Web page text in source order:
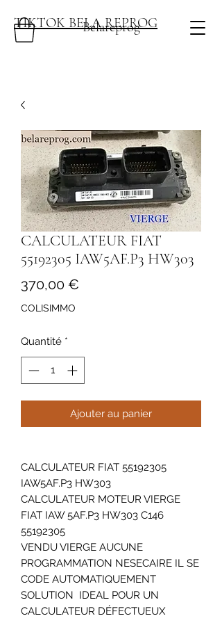
Belareprog
TIKTOK BELA REPROG
CALCULATEUR FIAT
55192305 IAW5AF.P3 HW303
370,00 €
COLISIMMO
Quantité *
Ajouter au panier
CALCULATEUR FIAT 55192305
IAW5AF.P3 HW303
CALCULATEUR MOTEUR VIERGE
FIAT IAW 5AF.P3 HW303 C146
55192305
VENDU VIERGE AUCUNE
PROGRAMMATION NESECAIRE IL SE
CODE AUTOMATIQUEMENT
SOLUTION IDEAL POUR UN
CALCULATEUR DÉFECTUEUX